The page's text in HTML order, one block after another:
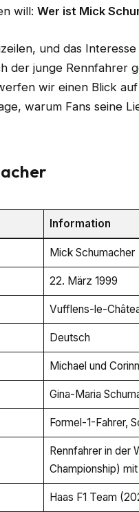
will:Wer ist Mick
und das
der junge Rennfahrer
wir einen Blick
warum Fans seine
Information
Mick Schumacher
22. März 1999
Vufflens-le-
Deutsch
Michael und
Gina-Maria
Formel-1-Fahrer,
Rennfahrer in der
Championship)
Haas F1 Team